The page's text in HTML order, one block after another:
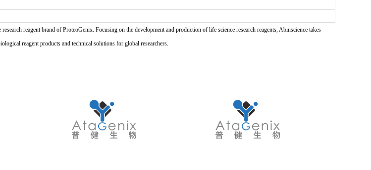
reagent brand of ProteoGenix. Focusing on the development and production of life science research reagents, Abinscience takes
reagent products and technical solutions for global researchers.